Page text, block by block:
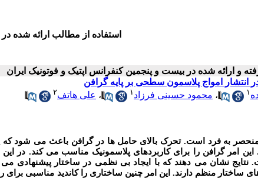
استفاده از مطالب ارائه شده در
انتشار امواج پلاسمون سطحی بر پایه گرافن
۱ ، محمود حسینی فرزاد ۱ ، علی هاتف۲
به فرد است. تحرک بالای حامل ها در گرافن باعث می شود که
امر گرافن را برای کاربردهای پلاسمونیک مناسب می کند. در
نشان می دهند که با ایجاد بی نظمی در ساختار پیشنهادی
منظم دارند. این امر چنین ساختاری را کاندید مناسبی برای